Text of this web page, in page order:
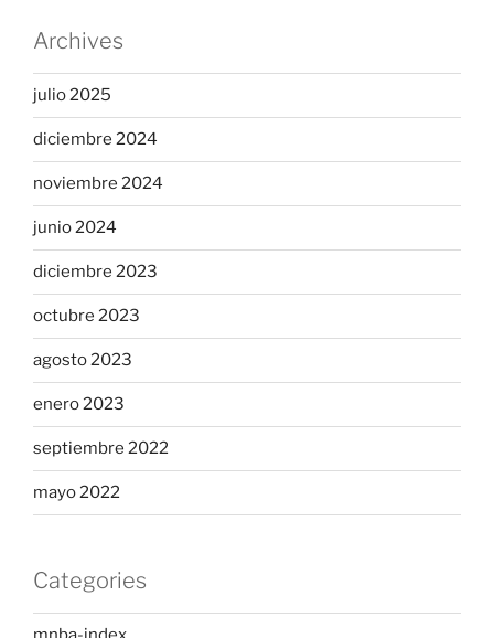
Archives
julio 2025
diciembre 2024
noviembre 2024
junio 2024
diciembre 2023
octubre 2023
agosto 2023
enero 2023
septiembre 2022
mayo 2022
Categories